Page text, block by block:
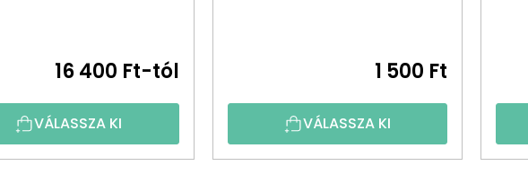
16 400 Ft-tól
VÁLASSZA KI
1 500 Ft
VÁLASSZA KI